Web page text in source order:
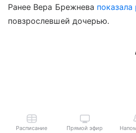
Ранее Вера Брежнева
повзрослевшей дочерью.
Расписание Прямой эфир